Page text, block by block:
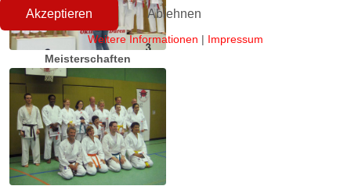
Meisterschaften
Akzeptieren Ablehnen
Weitere Informationen | Impressum